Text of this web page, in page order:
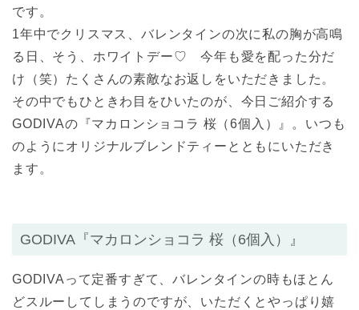
です。
1年中でクリスマス、バレンタインの次に私の胸が高鳴
る日、そう、ホワイトデー♡ 今年も愛を配った分だ
け（笑）たくさんの素敵なお返しをいただきました。
その中でもひときわ目をひいたのが、今日ご紹介する
GODIVAの『マカロンショコラ 桜（6個入）』。いつも
のようにオリジナルブレンドティーとともにいただき
ます。
GODIVA『マカロンショコラ 桜（6個入）』
GODIVAって定番すぎて、バレンタインの時もほとん
どスルーしてしまうのですが、いただくとやっぱり嬉